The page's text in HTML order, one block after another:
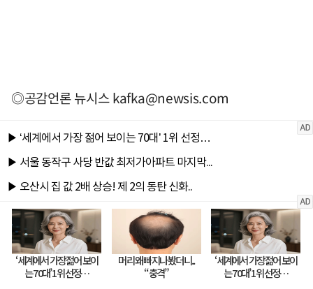
◎공감언론 뉴시스kafka@newsis.com